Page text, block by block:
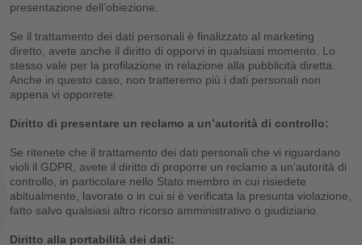
presentazione dell’obiezione.
Se il trattamento dei dati personali è finalizzato al marketing
diretto, avete anche il diritto di opporvi in qualsiasi momento. Lo
stesso vale per la profilazione in relazione alla pubblicità diretta.
Anche in questo caso, non tratteremo più i dati personali non
appena vi opporrete.
Diritto di presentare un reclamo a un’autorità di controllo:
Se ritenete che il trattamento dei dati personali che vi riguardano
violi il GDPR, avete il diritto di proporre un reclamo a un’autorità di
controllo, in particolare nello Stato membro in cui risiedete
abitualmente, lavorate o in cui si è verificata la presunta violazione,
fatto salvo qualsiasi altro ricorso amministrativo o giudiziario.
Diritto alla portabilità dei dati: